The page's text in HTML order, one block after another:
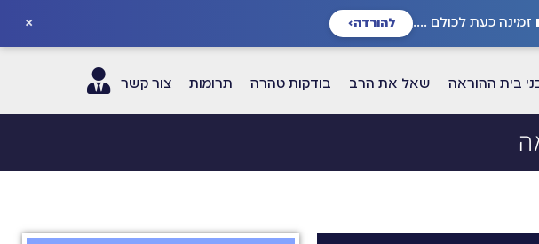
זמינה כעת לכולם .... להורדה›
×
בית ההוראה שאל את הרב בודקות טהרה תרומות צור קשר